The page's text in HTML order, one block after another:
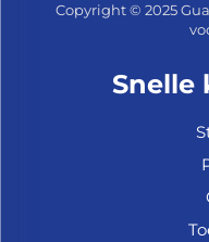
Copyright © 2025
Snelle